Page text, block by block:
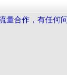
量合作，有任何